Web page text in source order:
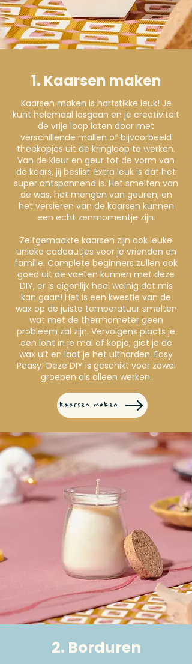
1. Kaarsen maken
Kaarsen maken is hartstikke leuk! Je
kunt helemaal losgaan en je creativiteit
de vrije loop laten door met
verschillende mallen of bijvoorbeeld
theekopjes uit de kringloop te werken.
Van de kleur en geur tot de vorm van
de kaars, jij beslist. Extra leuk is dat het
super ontspannend is. Het smelten van
de was, het mengen van geuren, en
het versieren van de kaarsen kunnen
een echt zenmomentje zijn.
Zelfgemaakte kaarsen zijn ook leuke
unieke cadeautjes voor je vrienden en
familie. Complete beginners zullen ook
goed uit de voeten kunnen met deze
DIY, er is eigenlijk heel weinig dat mis
kan gaan! Het is een kwestie van de
wax op de juiste temperatuur smelten
wat met de thermometer geen
probleem zal zijn. Vervolgens plaats je
een lont in je mal of kopje, giet je de
wax uit en laat je het uitharden. Easy
Peasy! Deze DIY is geschikt voor zowel
groepen als alleen werken.
Kaarsen maken
2. Borduren